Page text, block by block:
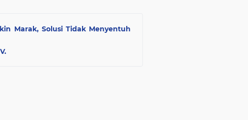
Marak, Solusi Tidak Menyentuh